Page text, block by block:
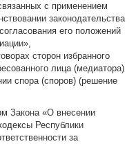
с применением
законодательства
его положений
сторон избранного
лица (медиатора)
спора (споров) (решение
Закона «О внесении
Республики
за